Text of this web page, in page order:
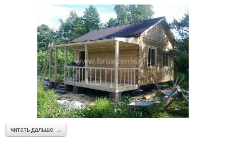
читать дальше →